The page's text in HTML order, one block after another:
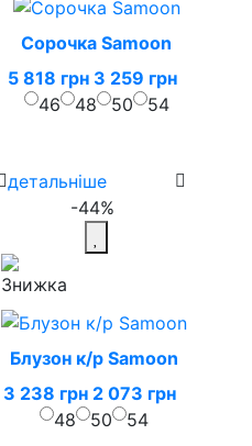
Сорочка Samoon
5 818 грн 3 259 грн
46
48 50 54
детальніше
-44%
Блузон к/р Samoon
3 238 грн 2 073 грн
48
50 54